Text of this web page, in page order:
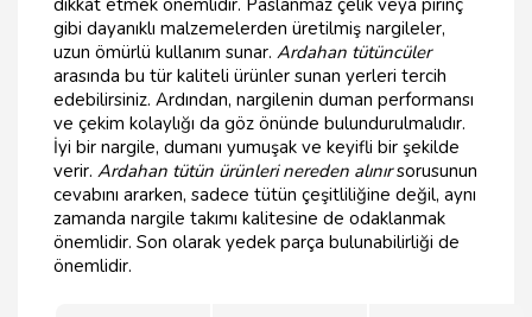
gibi dayanıklı malzemelerden üretilmiş nargileler,
uzun ömürlü kullanım sunar. Ardahan tütüncüler
arasında bu tür kaliteli ürünler sunan yerleri tercih
edebilirsiniz. Ardından, nargilenin duman performansı
ve çekim kolaylığı da göz önünde bulundurulmalıdır.
İyi bir nargile, dumanı yumuşak ve keyifli bir şekilde
verir. Ardahan tütün ürünleri nereden alınırsorusunun
cevabını ararken, sadece tütün çeşitliliğine değil, aynı
zamanda nargile takımı kalitesine de odaklanmak
önemlidir. Son olarak yedek parça bulunabilirliği de
önemlidir.